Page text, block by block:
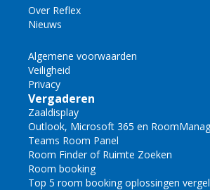
Over Reflex
Nieuws
Algemene voorwaarden
Veiligheid
Privacy
Vergaderen
Zaaldisplay
Outlook, Microsoft 365 en
Teams Room Panel
Room Finder of Ruimte Zoeken
Room booking
Top 5 room booking oplossingen